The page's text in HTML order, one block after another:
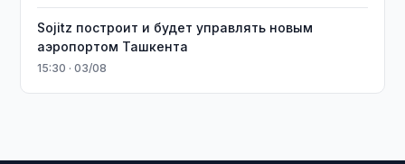
Sojitz построит и будет управлять новым
аэропортом Ташкента
15:30 · 03/08